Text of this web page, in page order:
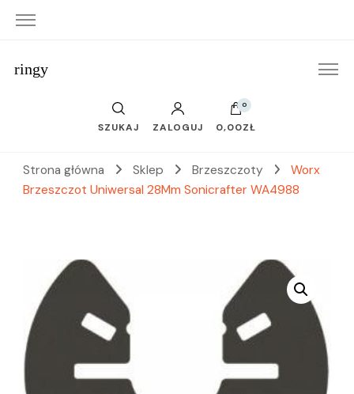
ringy
SZUKAJ ZALOGUJ
0
0,00ZŁ
Strona główna Sklep Brzeszczoty
Worx
Brzeszczot Uniwersal 28Mm Sonicrafter WA4988